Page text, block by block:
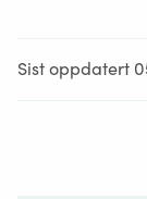
Sist oppdatert